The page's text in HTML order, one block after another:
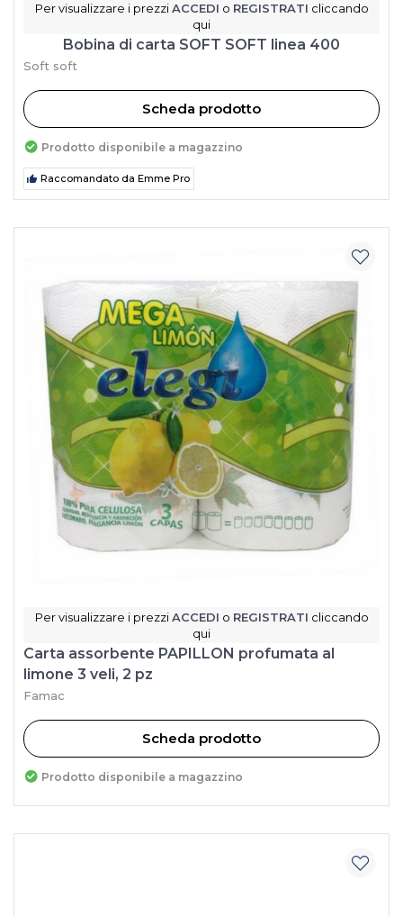
Per visualizzare i prezziACCEDI o REGISTRATI cliccando
qui
Bobina di carta SOFT SOFT linea 400
Soft soft
Scheda prodotto
Prodotto disponibile a magazzino
Raccomandato da Emme Pro
Per visualizzare i prezziACCEDI o REGISTRATI cliccando
qui
Carta assorbente PAPILLON profumata al
limone 3 veli, 2 pz
Famac
Scheda prodotto
Prodotto disponibile a magazzino